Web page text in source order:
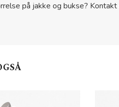
på jakke og bukse?